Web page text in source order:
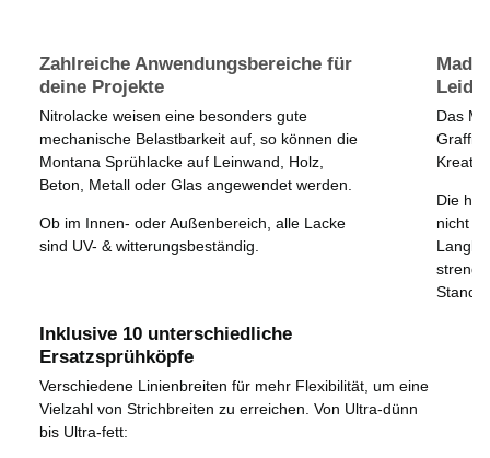
Zahlreiche Anwendungsbereiche für
deine Projekte
Nitrolacke weisen eine besonders gute
mechanische Belastbarkeit auf, so können die
Montana Sprühlacke auf Leinwand, Holz,
Beton, Metall oder Glas angewendet werden.
Ob im Innen- oder Außenbereich, alle Lacke
sind UV- & witterungsbeständig.
Made
Das
Die
nicht
Inklusive 10 unterschiedliche
Ersatzsprühköpfe
Verschiedene Linienbreiten für mehr Flexibilität, um eine
Vielzahl von Strichbreiten zu erreichen. Von Ultra-dünn
bis Ultra-fett: